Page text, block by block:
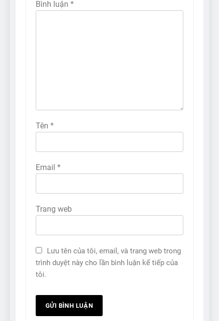
Bình luận *
Tên *
Email *
Trang web
Lưu tên của tôi, email, và trang web trong
trình duyệt này cho lần bình luận kế tiếp của
tôi.